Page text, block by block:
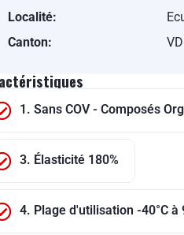
Localité:
Canton:
VD
1. Sans COV - Composés
3. Élasticité 180%
4. Plage d'utilisation -40°C à